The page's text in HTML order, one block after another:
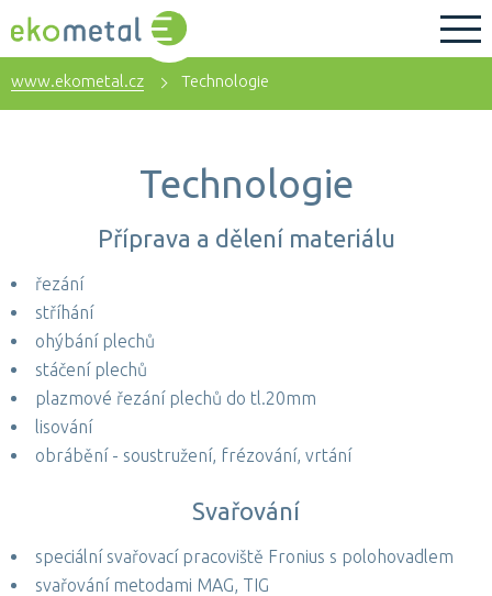
www.ekometal.cz Technologie
Technologie
Příprava a dělení materiálu
řezání
stříhání
ohýbání plechů
stáčení plechů
plazmové řezání plechů do tl.20mm
lisování
obrábění - soustružení, frézování, vrtání
Svařování
speciální svařovací pracoviště Fronius s polohovadlem
svařování metodami MAG, TIG